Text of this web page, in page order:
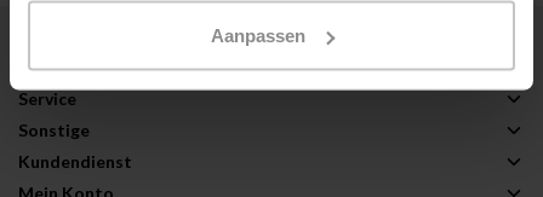
Aanpassen
Anwendungen
Service
Sonstige
Kundendienst
Mein Konto